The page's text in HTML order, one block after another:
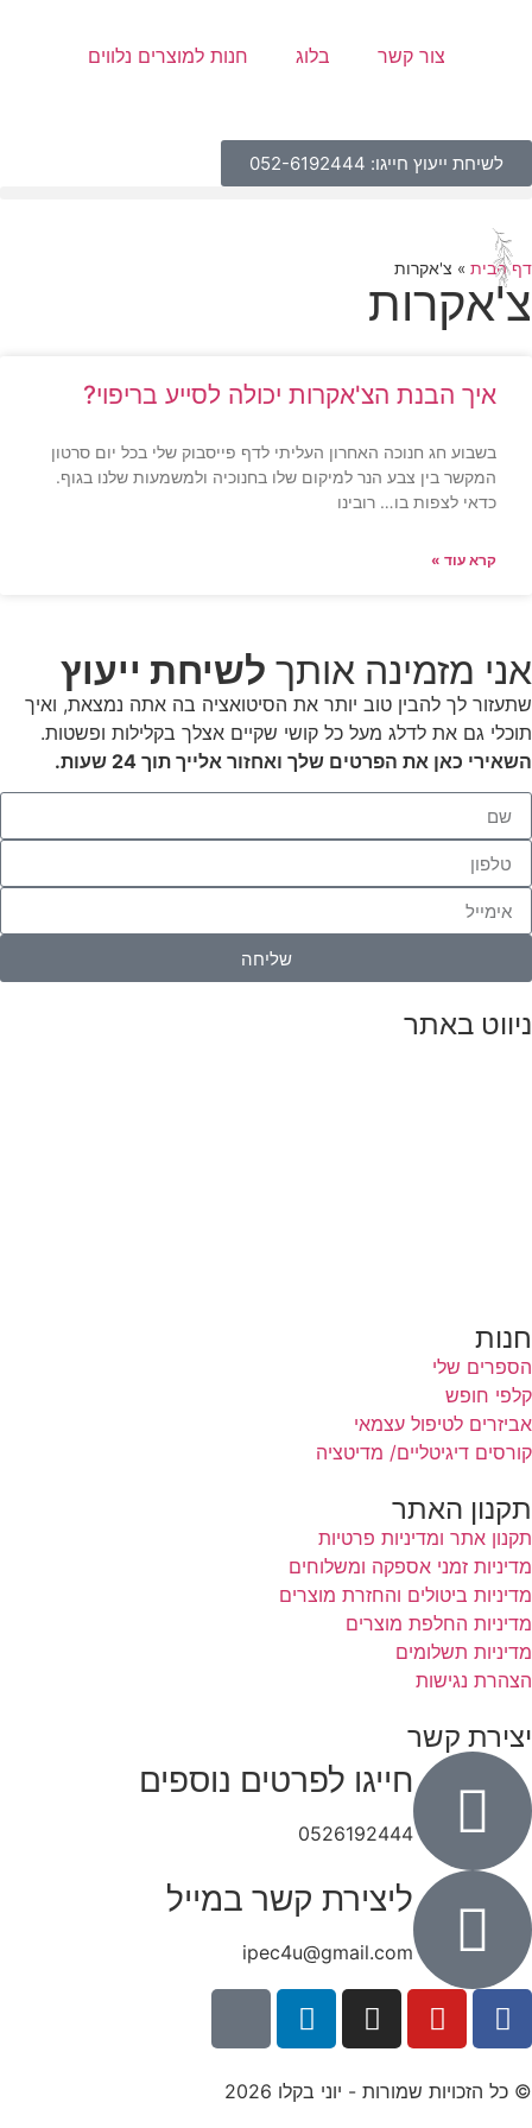
צור קשר בלוג חנות למוצרים נלווים
לשיחת ייעוץ חייגו: 052-6192444
דף הבית » צ'אקרות
צ'אקרות
איך הבנת הצ'אקרות יכולה לסייע בריפוי?
בשבוע חג חנוכה האחרון העליתי לדף פייסבוק שלי בכל יום סרטון
המקשר בין צבע הנר למיקום שלו בחנוכיה ולמשמעות שלנו בגוף.
כדאי לצפות בו… רובינו
קרא עוד »
אני מזמינה אותך לשיחת ייעוץ
שתעזור לך להבין טוב יותר את הסיטואציה בה אתה נמצאת, ואיך
תוכלי גם את לדלג מעל כל קושי שקיים אצלך בקלילות ופשטות.
השאירי כאן את הפרטים שלך ואחזור אלייך תוך 24 שעות.
שליחה
ניווט באתר
חנות
הספרים שלי
קלפי חופש
אביזרים לטיפול עצמאי
קורסים דיגיטליים/ מדיטציה
תקנון האתר
תקנון אתר ומדיניות פרטיות
מדיניות זמני אספקה ומשלוחים
מדיניות ביטולים והחזרת מוצרים
מדיניות החלפת מוצרים
מדיניות תשלומים
הצהרת נגישות
יצירת קשר
חייגו לפרטים נוספים
0526192444
ליצירת קשר במייל
ipec4u@gmail.com
© כל הזכויות שמורות - יוני בקלו 2026